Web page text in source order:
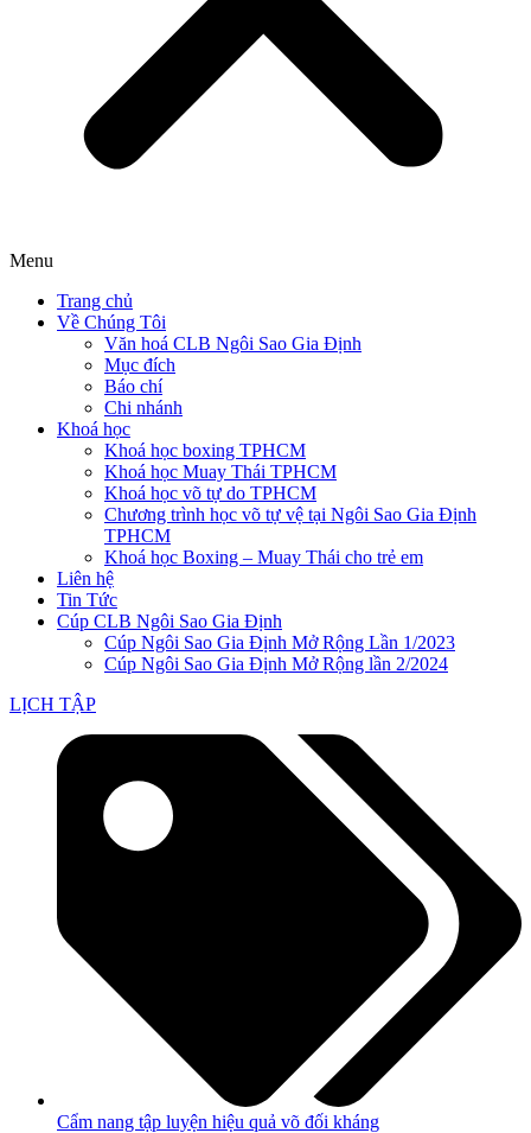
Menu
Trang chủ
Về Chúng Tôi
Văn hoá CLB Ngôi Sao Gia Định
Mục đích
Báo chí
Chi nhánh
Khoá học
Khoá học boxing TPHCM
Khoá học Muay Thái TPHCM
Khoá học võ tự do TPHCM
Chương trình học võ tự vệ tại Ngôi Sao Gia Định
TPHCM
Khoá học Boxing – Muay Thái cho trẻ em
Liên hệ
Tin Tức
Cúp CLB Ngôi Sao Gia Định
Cúp Ngôi Sao Gia Định Mở Rộng Lần 1/2023
Cúp Ngôi Sao Gia Định Mở Rộng lần 2/2024
LỊCH TẬP
Cẩm nang tập luyện hiệu quả võ đối kháng